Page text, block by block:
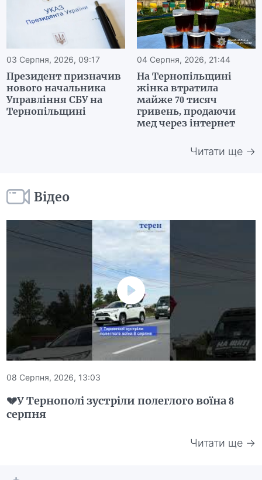
03 Серпня, 2026, 09:17
Президент призначив
нового начальника
Управління СБУ на
Тернопільщині
04 Серпня, 2026, 21:44
На Тернопільщині
жінка втратила
майже 70 тисяч
гривень, продаючи
мед через інтернет
Читати ще →
Відео
08 Серпня, 2026, 13:03
💔У Тернополі зустріли полеглого воїна 8
серпня
Читати ще →